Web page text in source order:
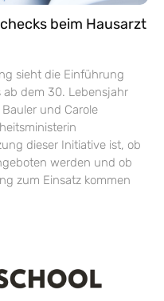
beim Hausarzt
sieht die Einführung
ab dem 30. Lebensjahr
und Carole
dieser Initiative ist, ob
werden und ob
zum Einsatz kommen